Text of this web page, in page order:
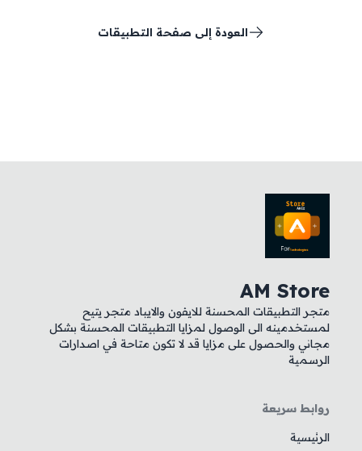
العودة إلى صفحة التطبيقات
AM Store
متجر التطبيقات المحسنة للايفون والايباد متجر يتيح
لمستخدمينه الى الوصول لمزايا التطبيقات المحسنة بشكل
مجاني والحصول على مزايا قد لا تكون متاحة في اصدارات
الرسمية
روابط سريعة
الرئيسية